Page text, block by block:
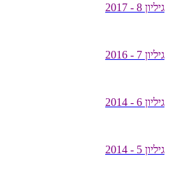
גיליון 8 - 2017
גיליון 7 - 2016
גיליון 6 - 2014
גיליון 5 - 2014